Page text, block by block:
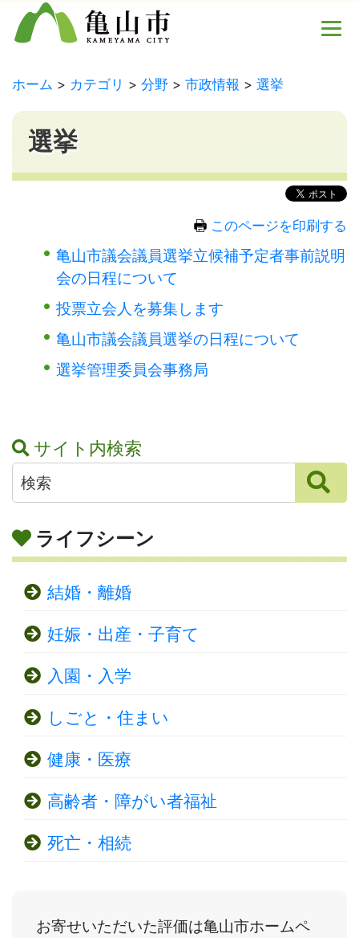
ホーム カテゴリ 分野 市政情報 選挙
選挙
このページを印刷する
亀山市議会議員選挙立候補予定者事前説明
会の日程について
投票立会人を募集します
亀山市議会議員選挙の日程について
選挙管理委員会事務局
サイト内検索
ライフシーン
結婚・離婚
妊娠・出産・子育て
入園・入学
しごと・住まい
健康・医療
高齢者・障がい者福祉
死亡・相続